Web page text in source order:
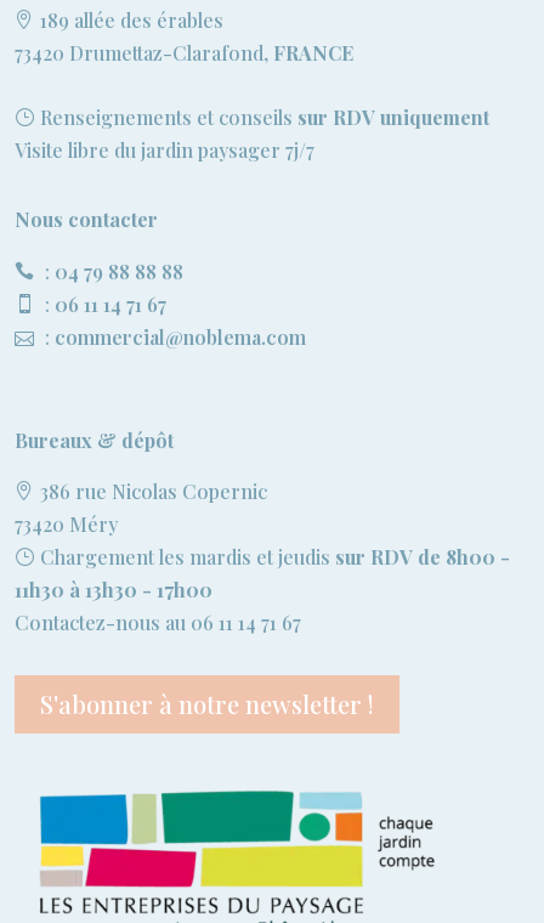
189 allée des érables
73420 Drumettaz-Clarafond, FRANCE
Renseignements et conseils sur RDV uniquement
Visite libre du jardin paysager 7j/7
Nous contacter
: 04 79 88 88 88
: 06 11 14 71 67
: commercial@noblema.com
Bureaux & dépôt
386 rue Nicolas Copernic
73420 Méry
Chargement les mardis et jeudis sur RDV de 8h00 -
11h30 à 13h30 - 17h00
Contactez-nous au 06 11 14 71 67
S'abonner à notre newsletter !